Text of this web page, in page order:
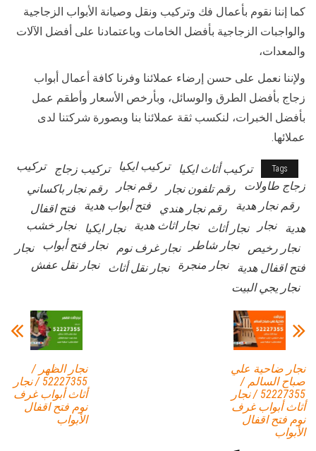
كما إننا نقوم بأعمال فك وتركيب ونقل وصيانة الأبواب الزجاجية
والواجبات الزجاجية بأفضل الخامات وباعتمادنا على أفضل الآلات
والمعدات،
ولإننا نعمل على حسن إرضاء عملائنا وفرنا كافة أعمال أبواب
زجاج بأفضل الطرق والوسائل، وبأرخص الأسعار وأطقم عمل
بأفضل الخبرات، لنكسب ثقة عملائنا بنا وبصورة شركتنا لدى
عملائها.
Tags تركيب أثاث ايكيا تركيب ايكيا تركيب زجاج
تركيب
زجاج طاولات
رقم تلفون نجار رقم نجار
رقم نجار باكساني
رقم نجار هدية
رقم نجار هندي فتح أبواب هدية
فتح اقفال
هدية
نجار نجار أثاث نجار اثاث هدية نجار ايكيا
نجار خشب
نجار رخيص
نجار شاطر نجار غرف نوم نجار فتح أبواب
نجار
فتح اقفال هدية
نجار منجرة نجار نقل أثاث
نجار نقل عفش
نجار يجي البيت
نجار الظهر /
52227355 / نجار
أثاث أبواب غرف
نوم فتح اقفال
الأبواب
نجار ضاحية علي
صباح السالم /
52227355 / نجار
أثاث أبواب غرف
نوم فتح اقفال
الأبواب